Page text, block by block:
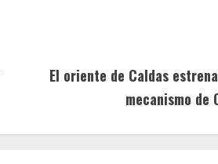
El oriente de Caldas
mecanismo de